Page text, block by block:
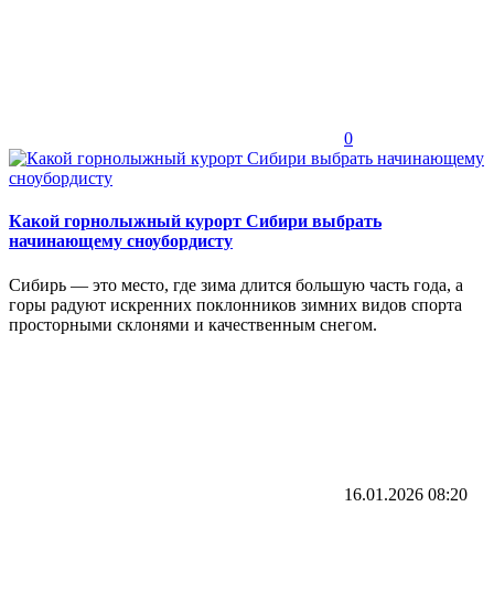
0
Какой горнолыжный курорт Сибири выбрать
начинающему сноубордисту
Сибирь — это место, где зима длится большую часть года, а
горы радуют искренних поклонников зимних видов спорта
просторными склонями и качественным снегом.
16.01.2026 08:20